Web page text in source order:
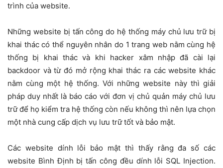
trình của website.
Những website bị tấn công do hệ thống máy chủ lưu trữ bị
khai thác có thể nguyên nhân do 1 trang web nằm cùng hệ
thống bị khai thác và khi hacker xâm nhập đã cài lại
backdoor và từ đó mở rộng khai thác ra các website khác
nằm cùng một hệ thống. Với những website này thì giải
pháp duy nhất là báo cáo với đơn vị chủ quản máy chủ lưu
trữ để họ kiểm tra hệ thống còn nếu không thì nên lựa chọn
một nhà cung cấp dịch vụ lưu trữ tốt và bảo mật.
Các website dính lỗi bảo mật thì thấy rằng đa số các
website Bình Định bị tấn công đều dính lỗi SQL Injection.